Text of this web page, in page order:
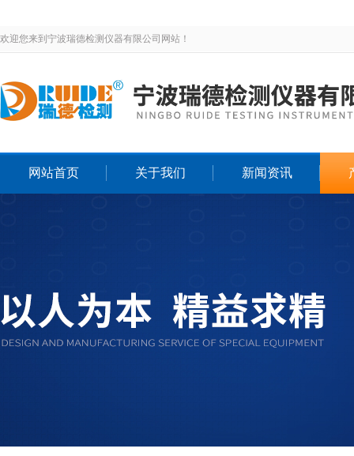
欢迎您来到宁波瑞德检测仪器有限公司网站！
网站首页 关于我们 新闻资讯